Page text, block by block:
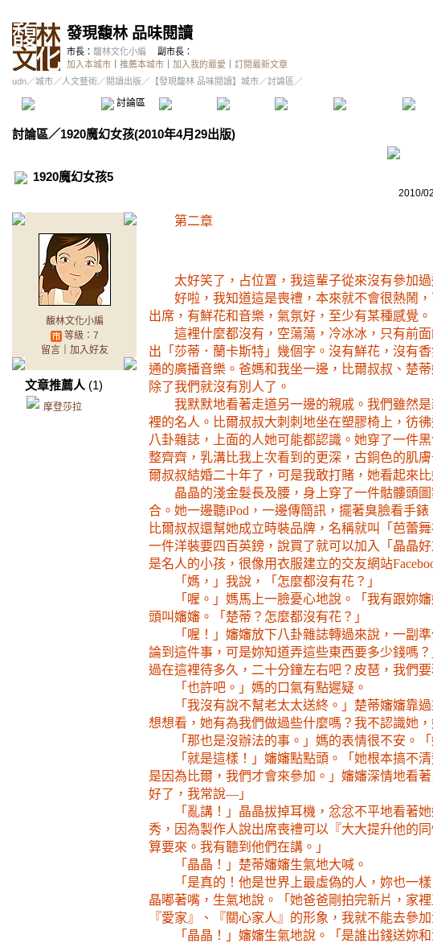
發現馥林 品味閱讀
市長： 馥林文化小編
副市長：
加入本城市
推薦本城市 加入我的最愛
訂閱最新文章
udn／城市／人文藝術／閱讀出版 ／ 【發現馥林 品味閱讀】城市／討論區／
討論區 精華區 投票區 影像館 公
討論區／1920魔幻女孩(2010年4月29出版)
1920魔幻女孩5
2010/
馥林文化小編
等級：7
留言｜ 加入好友
文章推薦人 (1)
摩登莎拉
第二章
太好笑了，占位置，我這輩子從來沒有參加
好啦，我知道這是喪禮，本來就不會很熱鬧
出席，有鮮花和音樂，氣氛好，至少有某種感覺。
這裡什麼都沒有，空蕩蕩，冷冰冰，只有前
出「莎蒂．蘭卡斯特」幾個字。沒有鮮花，沒有
通的廣播音樂。爸媽和我坐一邊，比爾叔叔、楚
除了我們就沒有別人了。
我默默地看著走道另一邊的親戚。我們雖然
裡的名人。比爾叔叔大刺刺地坐在塑膠椅上，彷
八卦雜誌，上面的人她可能都認識。她穿了一件
整齊齊，乳溝比我上次看到的更深，古銅色的肌
爾叔叔結婚二十年了，可是我敢打賭，她看起來比
晶晶的淺金髮長及腰，身上穿了一件骷髏頭
合。她一邊聽iPod ，一邊傳簡訊，擺著臭臉看手
比爾叔叔還幫她成立時裝品牌，名稱就叫「芭蕾
一件洋裝要四百英鎊，說買了就可以加入「晶晶
是名人的小孩，很像用衣服建立的交友網站
「媽，」我說，「怎麼都沒有花？」
「喔。」媽馬上一臉憂心地說。「我有跟妳
頭叫嬸嬸。「楚蒂？怎麼都沒有花？」
「喔！」嬸嬸放下八卦雜誌轉過來說，一副
論到這件事，可是妳知道弄這些東西要多少錢嗎
過在這裡待多久，二十分鐘左右吧？皮琶，我們要
「也許吧。」媽的口氣有點遲疑。
「我沒有說不幫老太太送終。」楚蒂嬸嬸靠
想想看，她有為我們做過些什麼嗎？我不認識她，
「那也是沒辦法的事。」媽的表情很不安。
「就是這樣！」嬸嬸點點頭。「她根本搞不
是因為比爾，我們才會來參加。」嬸嬸深情地看
好了，我常說—」
「亂講！」晶晶拔掉耳機，忿忿不平地看著
秀，因為製作人說出席喪禮可以『大大提升他的
算要來。我有聽到他們在講。」
「晶晶！」楚蒂嬸嬸生氣地大喊。
「是真的！他是世界上最虛偽的人，妳也一
晶嘟著嘴，生氣地說。「她爸爸剛拍完新片，家
『愛家』、『關心家人』的形象，我就不能去參
「晶晶！」嬸嬸生氣地說。「是誰出錢送妳